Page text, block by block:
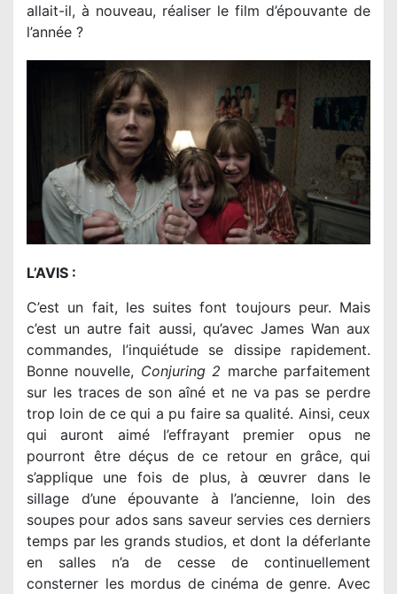
allait-il, à nouveau, réaliser le film d’épouvante de
l’année ?
L’AVIS :
C’est un fait, les suites font toujours peur. Mais
c’est un autre fait aussi, qu’avec James Wan aux
commandes, l’inquiétude se dissipe rapidement.
Bonne nouvelle, Conjuring 2 marche parfaitement
sur les traces de son aîné et ne va pas se perdre
trop loin de ce qui a pu faire sa qualité. Ainsi, ceux
qui auront aimé l’effrayant premier opus ne
pourront être déçus de ce retour en grâce, qui
s’applique une fois de plus, à œuvrer dans le
sillage d’une épouvante à l’ancienne, loin des
soupes pour ados sans saveur servies ces derniers
temps par les grands studios, et dont la déferlante
en salles n’a de cesse de continuellement
consterner les mordus de cinéma de genre. Avec